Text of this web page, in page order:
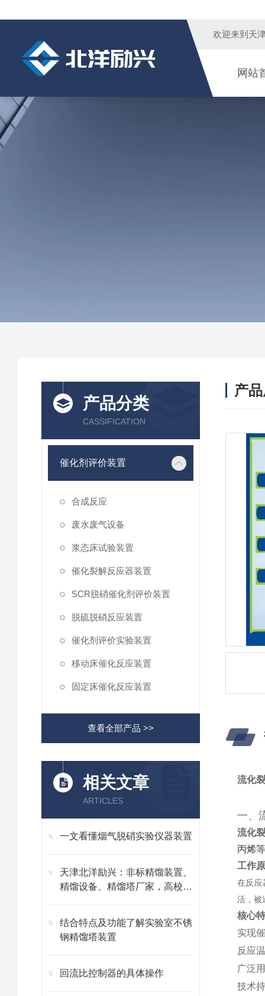
欢迎来到 天
网站
产品分类
CASSIFICATION
催化剂评价装置
合成反应
废水废气设备
浆态床试验装置
催化裂解反应器装置
SCR脱硝催化剂评价装置
脱硫脱硝反应装置
催化剂评价实验装置
移动床催化反应装置
固定床催化反应装置
查看全部产品 >>
相关文章
ARTICLES
一文看懂烟气脱硝实验仪器装置
天津北洋励兴：非标精馏装置、
精馏设备、精馏塔厂家，高校科
结合特点及功能了解实验室不锈
钢精馏塔装置
回流比控制器的具体操作
产
流化
一、
流化
丙烯
工作
在反应
活，被
核心
实现
反应
广泛
技术